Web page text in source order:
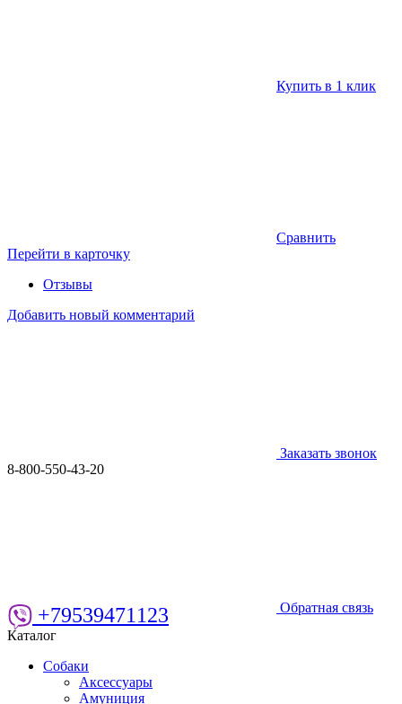
Купить в 1 клик
Сравнить
Перейти в карточку
Отзывы
Добавить новый комментарий
Заказать звонок
8-800-550-43-20
Обратная связь
+79539471123
Каталог
Собаки
Аксессуары
Амуниция